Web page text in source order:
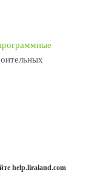
help.liraland.com